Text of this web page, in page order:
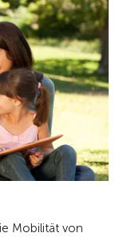
Mobilität von